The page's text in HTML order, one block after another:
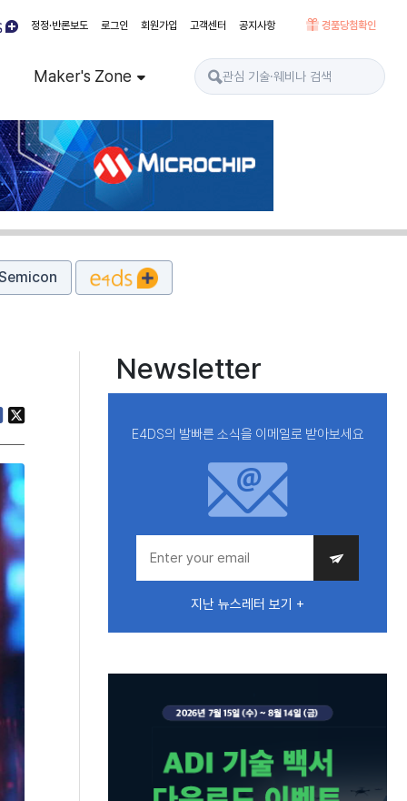
정정·반론보도 로그인 회원가입 고객센터 공지사항 경품당첨확인
Maker's Zone
Newsletter
E4DS의 발빠른 소식을 이메일로 받아보세요
지난 뉴스레터 보기 +